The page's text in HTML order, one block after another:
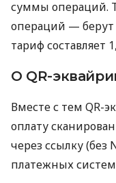
суммы операций.
операций — берут
тариф составляет
О QR-
Вместе с тем QR-
оплату
через ссылку (без
платежных